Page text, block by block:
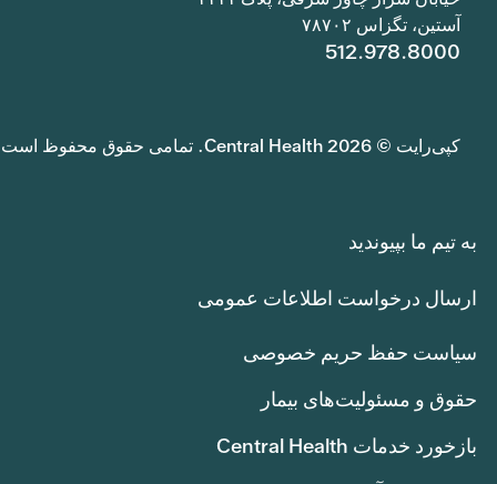
آستین، تگزاس ۷۸۷۰۲
512.978.8000
کپی‌رایت © 2026 Central Health. تمامی حقوق محفوظ است.
به تیم ما بپیوندید
ارسال درخواست اطلاعات عمومی
سیاست حفظ حریم خصوصی
حقوق و مسئولیت‌های بیمار
بازخورد خدمات Central Health